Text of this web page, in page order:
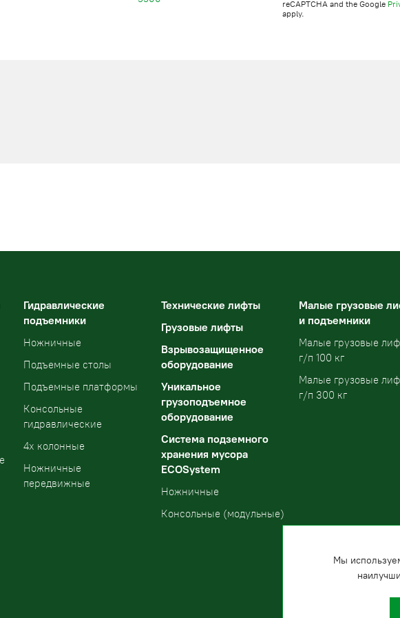
reCAPTCHA and the Google
apply.
Гидравлические
подъемники
Ножничные
Подъемные столы
Подъемные платформы
Консольные
гидравлические
4х колонные
Ножничные
передвижные
Технические лифты
Грузовые лифты
Взрывозащищенное
оборудование
Уникальное
грузоподъемное
оборудование
Система подземного
хранения мусора
ECOSystem
Ножничные
Консольные (модульные)
Малые грузовые
и подъемники
Малые грузовые
г/п 100 кг
Малые грузовые
г/п 300 кг
Мы